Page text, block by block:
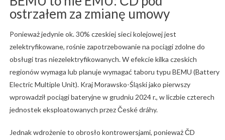
ostrzałem za zmianę umowy
Ponieważ jedynie ok. 30% czeskiej sieci kolejowej jest
zelektryfikowane, rośnie zapotrzebowanie na pociągi zdolne do
obsługi tras niezelektryfikowanych. W efekcie kilka czeskich
regionów wymaga lub planuje wymagać taboru typu BEMU (Battery
Electric Multiple Unit). Kraj Morawsko-Śląski jako pierwszy
wprowadził pociągi bateryjne w grudniu 2024 r., w liczbie czterech
jednostek eksploatowanych przez České dráhy.
Jednak wdrożenie to obrosło kontrowersjami, ponieważ ČD